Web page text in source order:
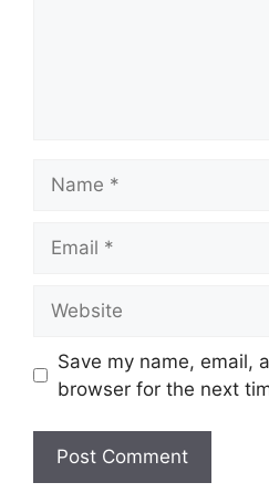
Save my name, email,
browser for the next